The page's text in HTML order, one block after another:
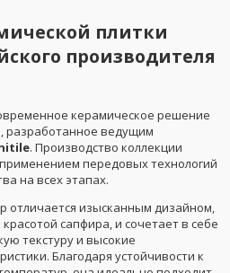
плитки
производителя
керамическое решение
разработанное ведущим
. Производство коллекции
передовых технологий
на всех этапах.
отличается изысканным дизайном,
сапфира, и сочетает в себе
текстуру и высокие
Благодаря устойчивости к